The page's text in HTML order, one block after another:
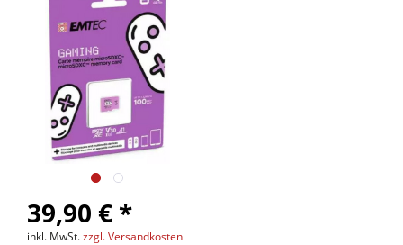
39,90 € *
inkl. MwSt.zzgl. Versandkosten